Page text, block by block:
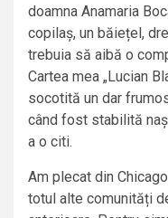
doamna Anamaria
copilaș, un băiețel,
trebuia să aibă o
Cartea mea „Lucian
socotită un dar
când fost stabilită
a o citi.
Am plecat din
totul alte comunități